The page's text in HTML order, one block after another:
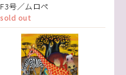
F3号／ムロペ
sold out